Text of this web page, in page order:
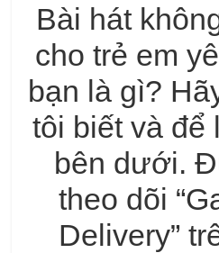
Bài hát
cho trẻ em
bạn là gì?
tôi biết và để
bên dưới.
theo dõi
Delivery”